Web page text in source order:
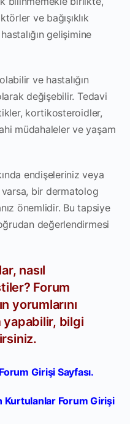
ve bağışıklık
gelişimine
ve hastalığın
değişebilir. Tedavi
kortikosteroidler,
müdahaleler ve yaşam
endişeleriniz veya
bir dermatolog
önemlidir. Bu tapsiye
değerlendirmesi
nasıl
Forum
yorumlarını
bilgi
Girişi Sayfası.
Kurtulanlar Forum Girişi